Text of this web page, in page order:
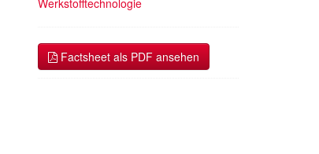
Factsheet als PDF ansehen